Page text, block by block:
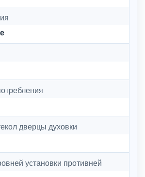
дверцы духовки
установки противней